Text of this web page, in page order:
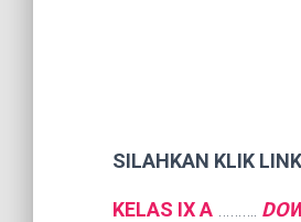
SILAHKAN KLIK
KELAS IX A